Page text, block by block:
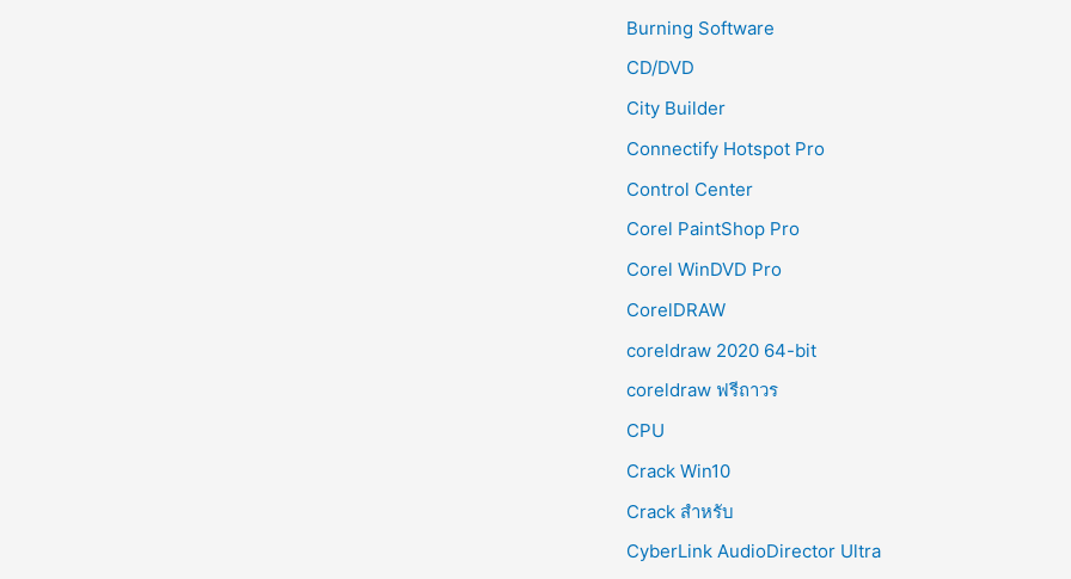
Burning Software
CD/DVD
City Builder
Connectify Hotspot Pro
Control Center
Corel PaintShop Pro
Corel WinDVD Pro
CorelDRAW
coreldraw 2020 64-bit
coreldraw ฟรีถาวร
CPU
Crack Win10
Crack สำหรับ
CyberLink AudioDirector Ultra